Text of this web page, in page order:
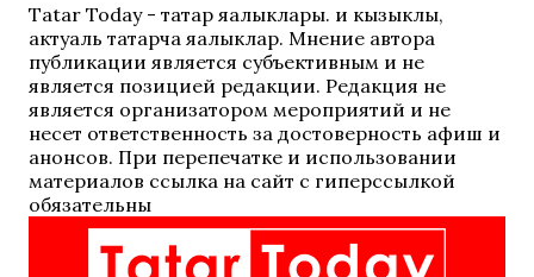
Tatar Today - татар яңалыклары. иң кызыклы,
актуаль татарча яңалыклар. Мнение автора
публикации является субъективным и не
является позицией редакции. Редакция не
является организатором мероприятий и не
несет ответственность за достоверность афиш и
анонсов. При перепечатке и использовании
материалов ссылка на сайт с гиперссылкой
обязательны